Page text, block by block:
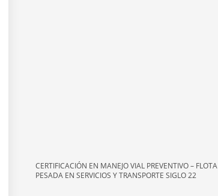
CERTIFICACIÓN EN MANEJO VIAL PREVENTIVO – FLOTA
PESADA EN SERVICIOS Y TRANSPORTE SIGLO 22